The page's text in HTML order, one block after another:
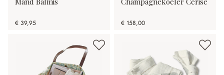
€ 39,95 € 158,00